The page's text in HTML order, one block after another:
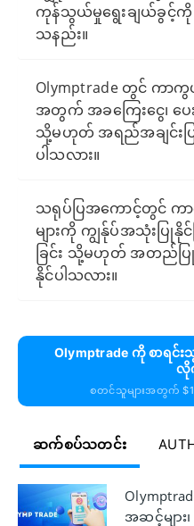
ကုန်သွယ်မှုရွေးချယ်ခွင့်
သနည်း။
Olymptrade တွင် ကာ
အတွက် အခကြေးငွေ၊ ပေး
သို့မဟုတ် အရည်အချင်းပ
ပါသလား။
သရုပ်ပြအကောင့်တွင်
များကို ကျွန်ုပ်အသုံးပြု
ခြင်း သို့မဟုတ် အတည်ပြု
နိုင်ပါသလား။
Olymptrade ကို စာရင်း
လို
စတင်သူများအတွက်
ဆက်စပ်သတင်း
အဆင့်များ